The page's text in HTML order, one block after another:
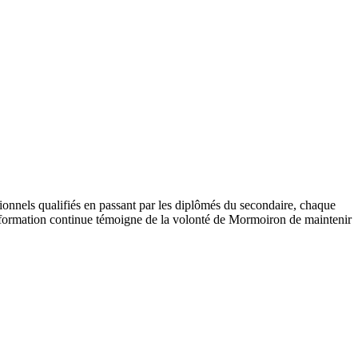
qualifiés en passant par les diplômés du secondaire, chaque
continue témoigne de la volonté de Mormoiron de maintenir